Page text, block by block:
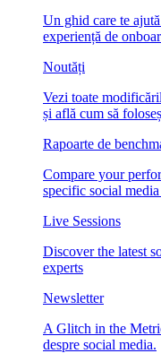
Un ghid care te
experiență de
Noutăți
Vezi toate
și află cum să
Rapoarte de
Compare your
specific social
Live Sessions
Discover the latest
experts
Newsletter
A Glitch in the
despre social media.